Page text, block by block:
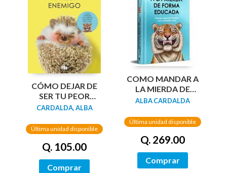
CÓMO DEJAR DE
SER TU PEOR
ENEMIGO (EDICIÓN
CARDALDA, ALBA
Última unidad disponible
Q. 105.00
Comprar
COMO MANDAR A
LA MIERDA DE
FORMA EDUCADA
TAPA DURA)
ALBA CARDALDA
Última unidad disponible
Q. 269.00
Comprar